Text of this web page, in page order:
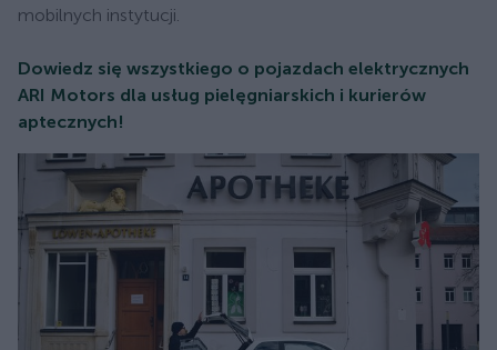
mobilnych instytucji.
Dowiedz się wszystkiego o pojazdach elektrycznych
ARI Motors dla usług pielęgniarskich i kurierów
aptecznych!